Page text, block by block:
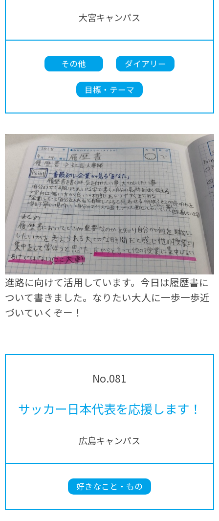
大宮キャンパス
その他 ダイアリー
目標・テーマ
進路に向けて活用しています。今日は履歴書に
ついて書きました。なりたい大人に一歩一歩近
づいていくぞー！
No.081
サッカー日本代表を応援します！
広島キャンパス
好きなこと・もの